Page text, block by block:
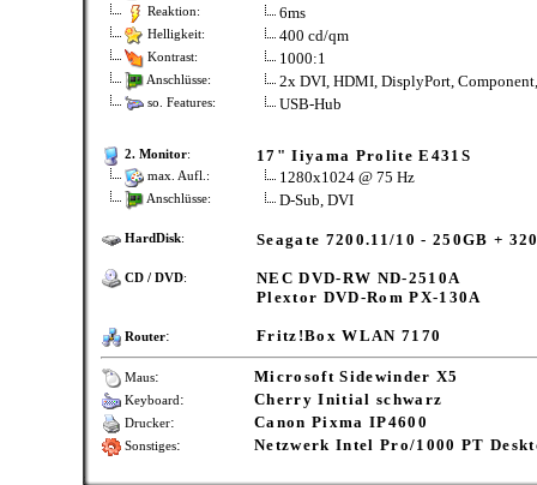
Reaktion: 6ms
Helligkeit: 400 cd/qm
Kontrast: 1000:1
Anschlüsse: 2x DVI, HDMI, DisplyPort,
so. Features: USB-Hub
2. Monitor: 17" Iiyama Prolite E431S
max. Aufl.: 1280x1024 @ 75 Hz
Anschlüsse: D-Sub, DVI
HardDisk: Seagate 7200.11/10 - 250GB +
CD / DVD:
NEC DVD-RW ND-2510A
Plextor DVD-Rom PX-130A
Router: Fritz!Box WLAN 7170
Maus: Microsoft Sidewinder X5
Keyboard: Cherry Initial schwarz
Drucker: Canon Pixma IP4600
Sonstiges: Netzwerk Intel Pro/1000 PT